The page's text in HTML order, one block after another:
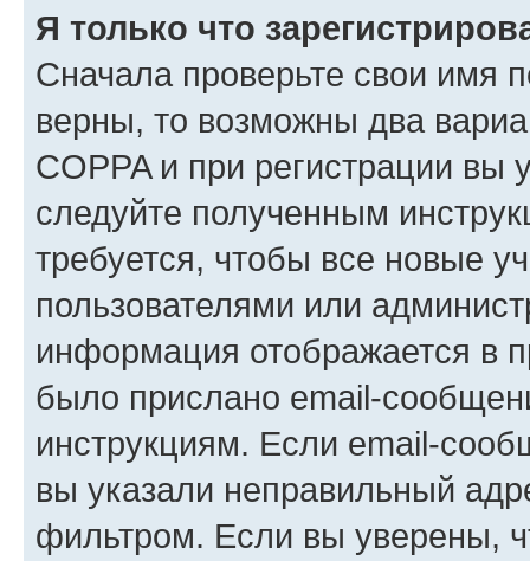
Я только что
Сначала проверьте свои имя
верны, то возможны два
COPPA и при регистрации вы
следуйте полученным
требуется, чтобы все новые
пользователями или
информация отображается в
было прислано email-
инструкциям. Если email-
вы указали неправильный
фильтром. Если вы уверены,